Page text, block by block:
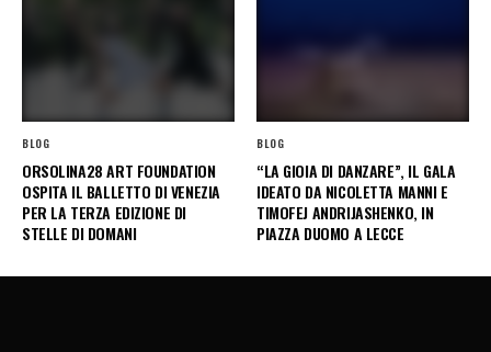
BLOG
ORSOLINA28 ART FOUNDATION
OSPITA IL BALLETTO DI VENEZIA
PER LA TERZA EDIZIONE DI
STELLE DI DOMANI
BLOG
“LA GIOIA DI DANZARE”, IL GALA
IDEATO DA NICOLETTA MANNI E
TIMOFEJ ANDRIJASHENKO, IN
PIAZZA DUOMO A LECCE